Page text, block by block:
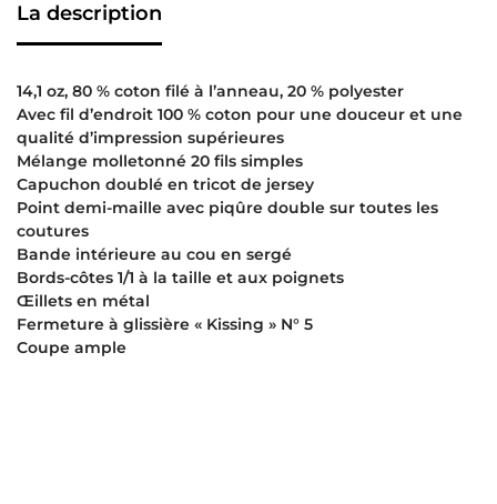
La description
14,1 oz, 80 % coton filé à l’anneau, 20 % polyester
Avec fil d’endroit 100 % coton pour une douceur et une
qualité d’impression supérieures
Mélange molletonné 20 fils simples
Capuchon doublé en tricot de jersey
Point demi-maille avec piqûre double sur toutes les
coutures
Bande intérieure au cou en sergé
Bords-côtes 1/1 à la taille et aux poignets
Œillets en métal
Fermeture à glissière « Kissing » N° 5
Coupe ample